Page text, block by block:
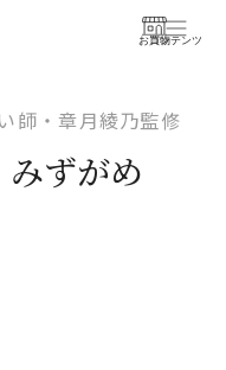
お買物
コンテンツ
師・章月綾乃監修
みずがめ